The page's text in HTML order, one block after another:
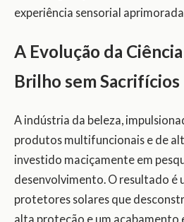
experiência sensorial aprimorada.
A Evolução da
Brilho sem Sacrifícios
A indústria da beleza,
produtos multifuncionais e de
investido maciçamente em
desenvolvimento. O resultado é
protetores solares que
alta proteção e um acabamento